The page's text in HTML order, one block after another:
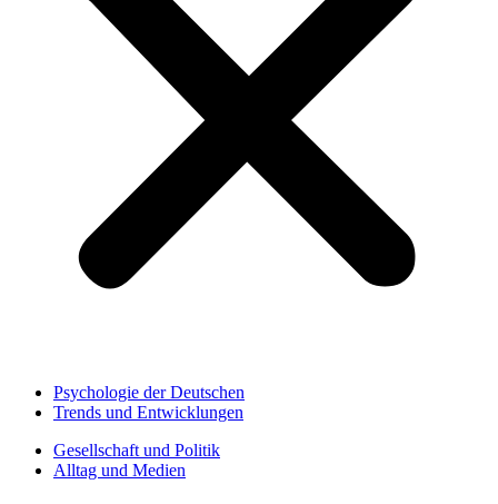
Psychologie der Deutschen
Trends und Entwicklungen
Gesellschaft und Politik
Alltag und Medien